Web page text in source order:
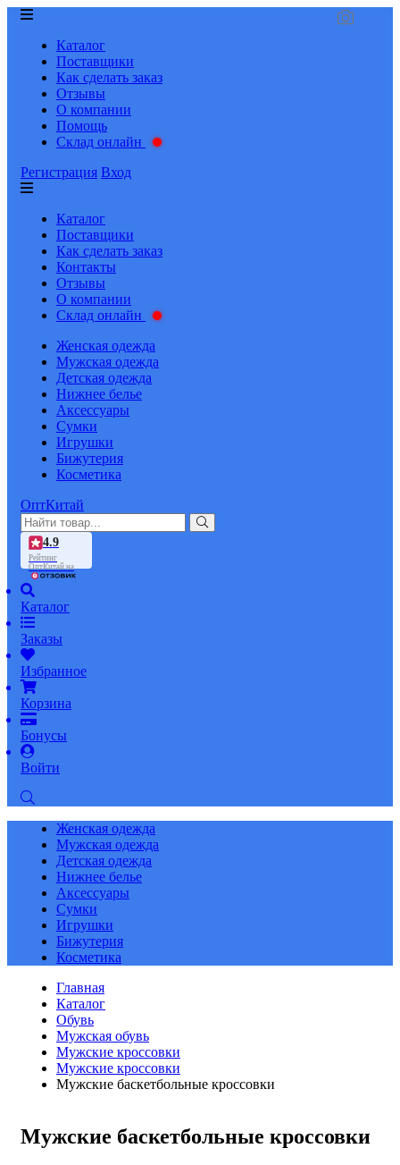
Каталог
Поставщики
Как сделать заказ
Отзывы
О компании
Помощь
Склад онлайн
Регистрация Вход
Каталог
Поставщики
Как сделать заказ
Контакты
Отзывы
О компании
Склад онлайн
Женская одежда
Мужская одежда
Детская одежда
Нижнее белье
Аксессуары
Сумки
Игрушки
Бижутерия
Косметика
ОптКитай
4.9
Рейтинг
ОптКитай на
Каталог
Заказы
Избранное
Корзина
Бонусы
Войти
Женская одежда
Мужская одежда
Детская одежда
Нижнее белье
Аксессуары
Сумки
Игрушки
Бижутерия
Косметика
Главная
Каталог
Обувь
Мужская обувь
Мужские кроссовки
Мужские кроссовки
Мужские баскетбольные кроссовки
Мужские баскетбольные кроссовки